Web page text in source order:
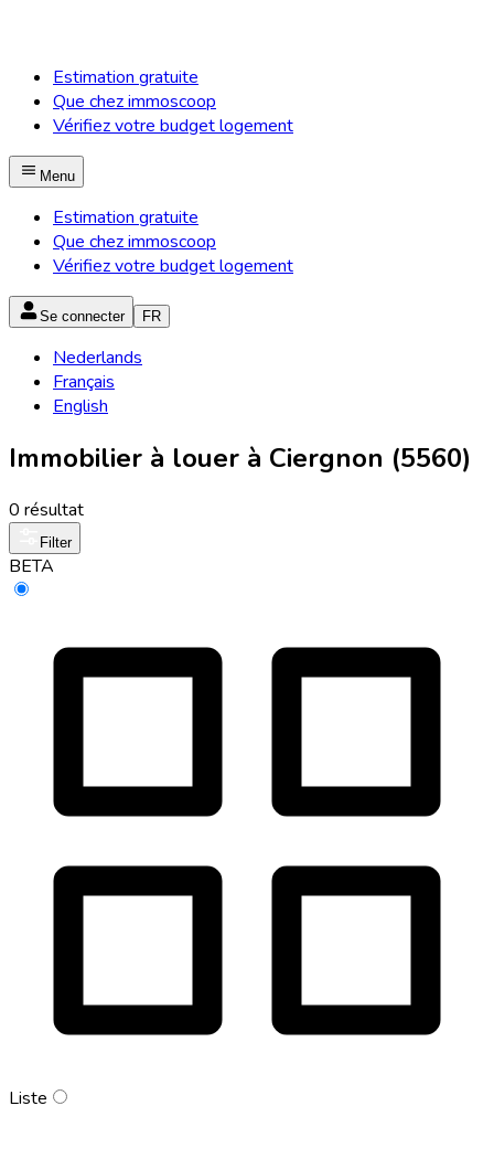
Estimation gratuite
Que chez immoscoop
Vérifiez votre budget logement
Menu
Estimation gratuite
Que chez immoscoop
Vérifiez votre budget logement
Se connecter FR
Nederlands
Français
English
Immobilier à louer à Ciergnon (5560)
0 résultat
Filter
BETA
Liste